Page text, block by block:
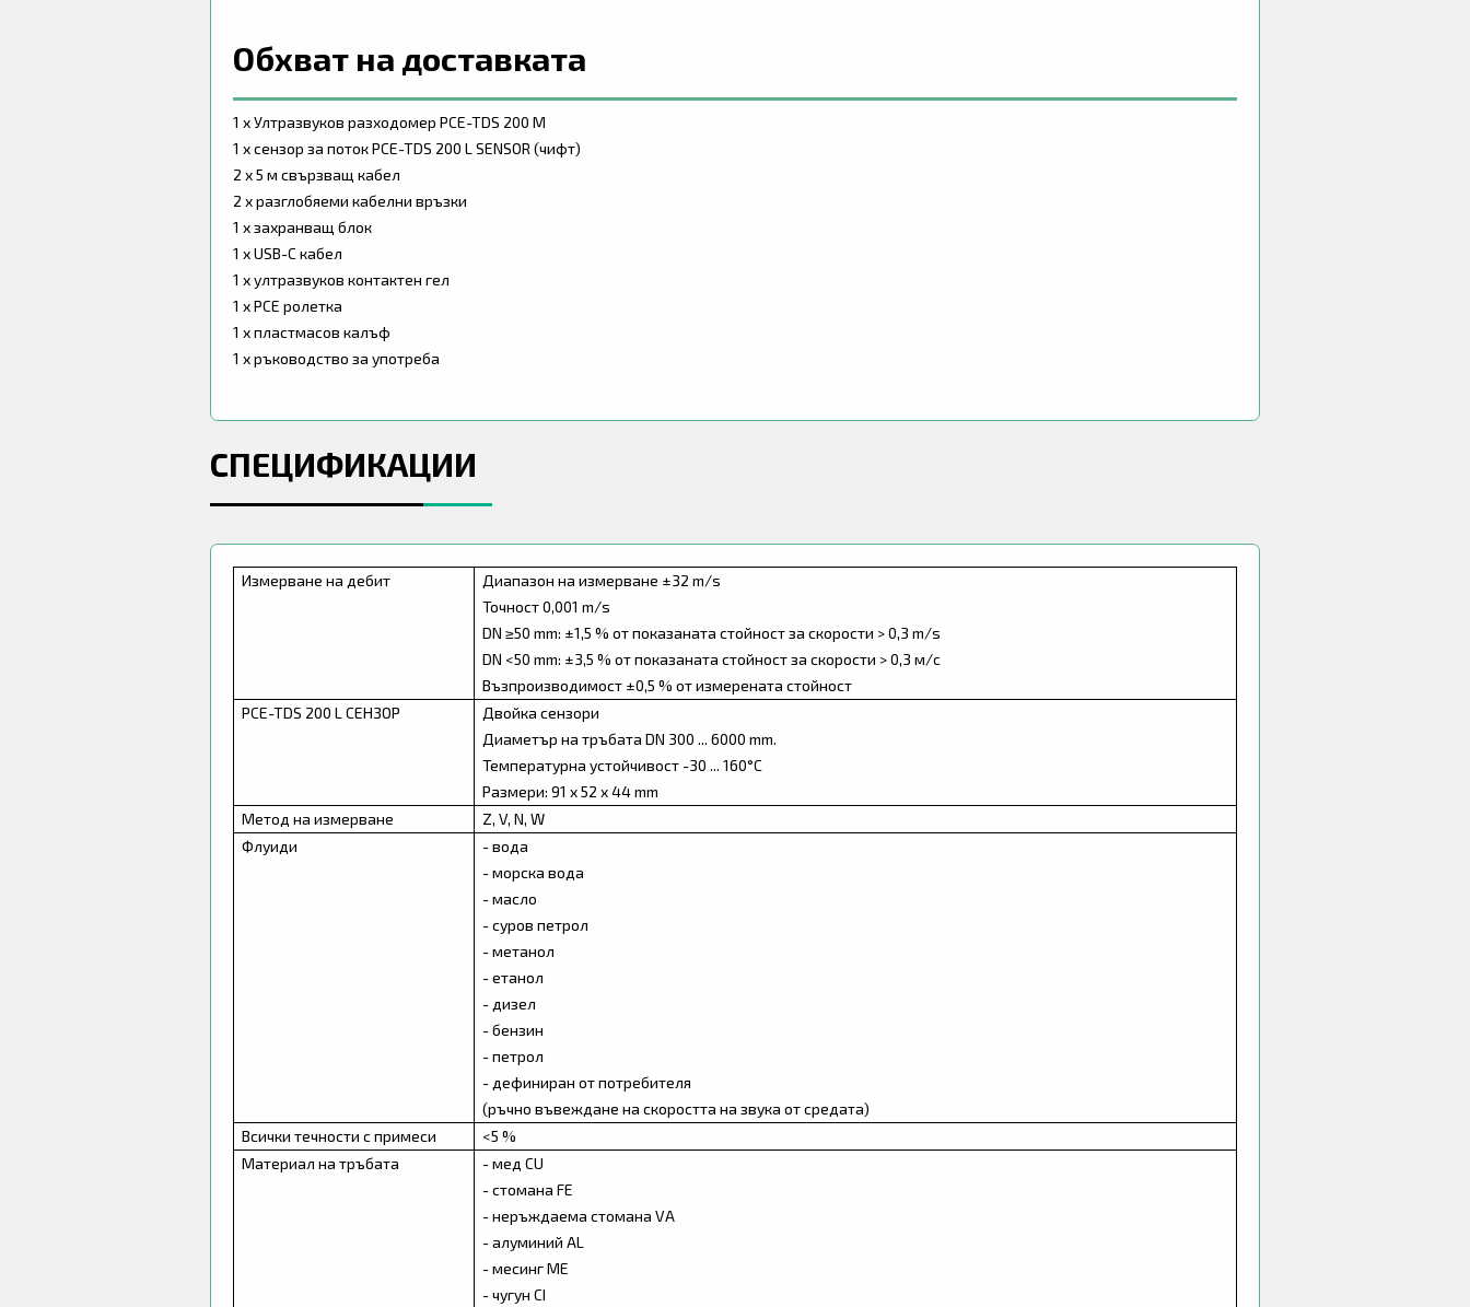
Обхват на доставката
1 x Ултразвуков разходомер PCE-TDS 200 M
1 x сензор за поток PCE-TDS 200 L SENSOR (чифт)
2 x 5 м свързващ кабел
2 x разглобяеми кабелни връзки
1 x захранващ блок
1 x USB-C кабел
1 x ултразвуков контактен гел
1 x PCE ролетка
1 x пластмасов калъф
1 x ръководство за употреба
СПЕЦИФИКАЦИИ
Измерване на дебит
Диапазон на измерване ±32 m/s
Точност 0,001 m/s
DN ≥50 mm: ±1,5 % от показаната стойност за скорости > 0,3 m/s
DN <50 mm: ±3,5 % от показаната стойност за скорости > 0,3 м/с
Възпроизводимост ±0,5 % от измерената стойност
PCE-TDS 200 L СЕНЗОР
Двойка сензори
Диаметър на тръбата DN 300 ... 6000 mm.
Температурна устойчивост -30 ... 160°C
Размери: 91 x 52 x 44 mm
Метод на измерване
Z, V, N, W
Флуиди
- вода
- морска вода
- масло
- суров петрол
- метанол
- етанол
- дизел
- бензин
- петрол
- дефиниран от потребителя
(ръчно въвеждане на скоростта на звука от средата)
Всички течности с примеси
<5 %
Материал на тръбата
- мед CU
- стомана FE
- неръждаема стомана VA
- алуминий AL
- месинг ME
- чугун CI